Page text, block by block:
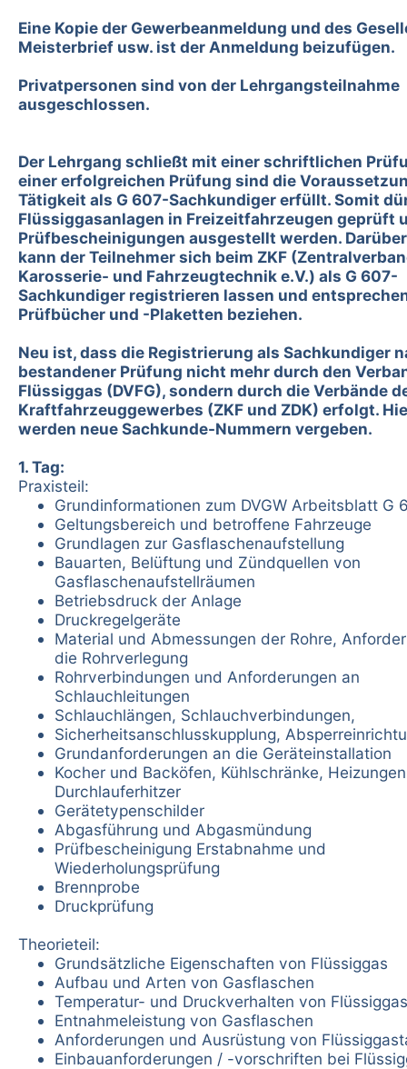
Eine Kopie der Gewerbeanmeldung und des
Meisterbrief usw. ist der Anmeldung beizufügen.
Privatpersonen sind von der Lehrgangsteilnahme
ausgeschlossen.
Der Lehrgang schließt mit einer schriftlichen
einer erfolgreichen Prüfung sind die
Tätigkeit als G 607-Sachkundiger erfüllt. Somit
Flüssiggasanlagen in Freizeitfahrzeugen geprüft
Prüfbescheinigungen ausgestellt werden.
kann der Teilnehmer sich beim ZKF
Karosserie- und Fahrzeugtechnik e.V.) als G 607-
Sachkundiger registrieren lassen und
Prüfbücher und -Plaketten beziehen.
Neu ist, dass die Registrierung als Sachkundiger
bestandener Prüfung nicht mehr durch den
Flüssiggas (DVFG), sondern durch die Verbände
Kraftfahrzeuggewerbes (ZKF und ZDK) erfolgt.
werden neue Sachkunde-Nummern vergeben.
1. Tag:
Praxisteil:
Grundinformationen zum DVGW Arbeitsblatt G
Geltungsbereich und betroffene Fahrzeuge
Grundlagen zur Gasflaschenaufstellung
Bauarten, Belüftung und Zündquellen von
Gasflaschenaufstellräumen
Betriebsdruck der Anlage
Druckregelgeräte
Material und Abmessungen der Rohre,
die Rohrverlegung
Rohrverbindungen und Anforderungen an
Schlauchleitungen
Schlauchlängen, Schlauchverbindungen,
Sicherheitsanschlusskupplung,
Grundanforderungen an die Geräteinstallation
Kocher und Backöfen, Kühlschränke,
Durchlauferhitzer
Gerätetypenschilder
Abgasführung und Abgasmündung
Prüfbescheinigung Erstabnahme und
Wiederholungsprüfung
Brennprobe
Druckprüfung
Theorieteil:
Grundsätzliche Eigenschaften von Flüssiggas
Aufbau und Arten von Gasflaschen
Temperatur- und Druckverhalten von Flüssiggas
Entnahmeleistung von Gasflaschen
Anforderungen und Ausrüstung von
Einbauanforderungen / -vorschriften bei